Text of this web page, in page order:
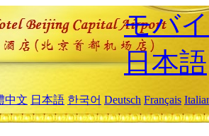
モバ
日本語
中文 日本語 한국어 Deutsch Français